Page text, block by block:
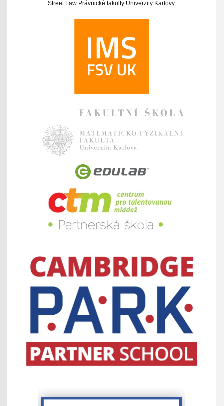
Street Law Právnické fakulty Univerzity Karlovy.